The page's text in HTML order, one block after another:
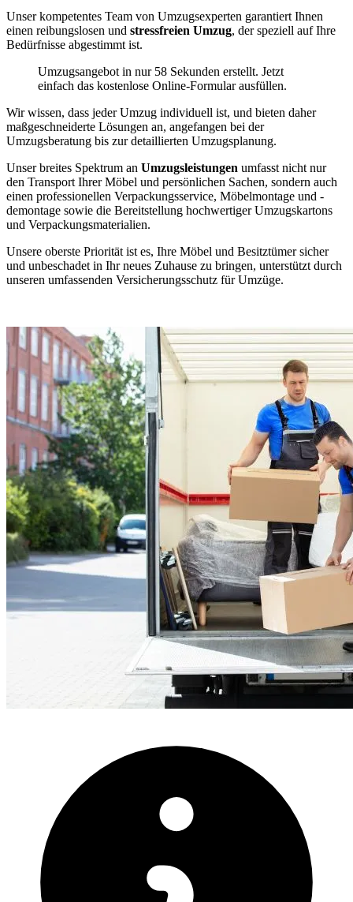
Unser kompetentes Team von Umzugsexperten garantiert Ihnen
einen reibungslosen und stressfreien Umzug, der speziell auf Ihre
Bedürfnisse abgestimmt ist.
Umzugsangebot in nur 58 Sekunden erstellt. Jetzt
einfach das kostenlose Online-Formular ausfüllen.
Wir wissen, dass jeder Umzug individuell ist, und bieten daher
maßgeschneiderte Lösungen an, angefangen bei der
Umzugsberatung bis zur detaillierten Umzugsplanung.
Unser breites Spektrum an Umzugsleistungen umfasst nicht nur
den Transport Ihrer Möbel und persönlichen Sachen, sondern auch
einen professionellen Verpackungsservice, Möbelmontage und -
demontage sowie die Bereitstellung hochwertiger Umzugskartons
und Verpackungsmaterialien.
Unsere oberste Priorität ist es, Ihre Möbel und Besitztümer sicher
und unbeschadet in Ihr neues Zuhause zu bringen, unterstützt durch
unseren umfassenden Versicherungsschutz für Umzüge.